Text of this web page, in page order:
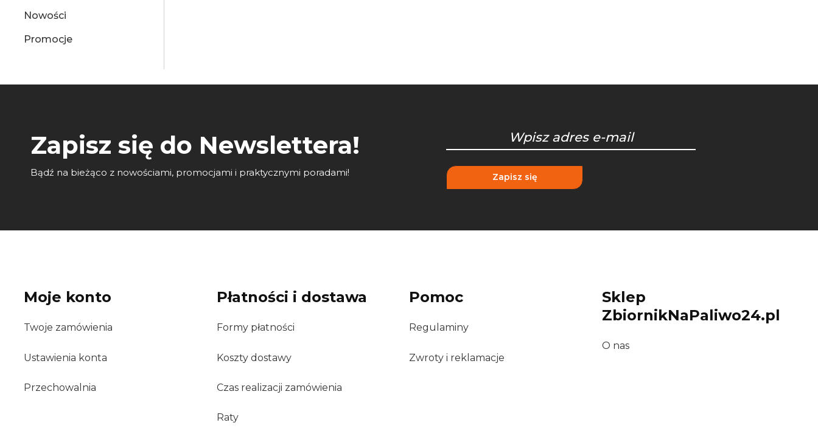
Nowości
Promocje
Zapisz się do Newslettera!
Bądź na bieżąco z nowościami, promocjami i praktycznymi poradami! Zapisz się
Moje konto
Twoje zamówienia
Ustawienia konta
Przechowalnia
Płatności i dostawa
Formy płatności
Koszty dostawy
Czas realizacji zamówienia
Raty
Pomoc
Regulaminy
Zwroty i reklamacje
Sklep
ZbiornikNaPaliwo24.pl
O nas